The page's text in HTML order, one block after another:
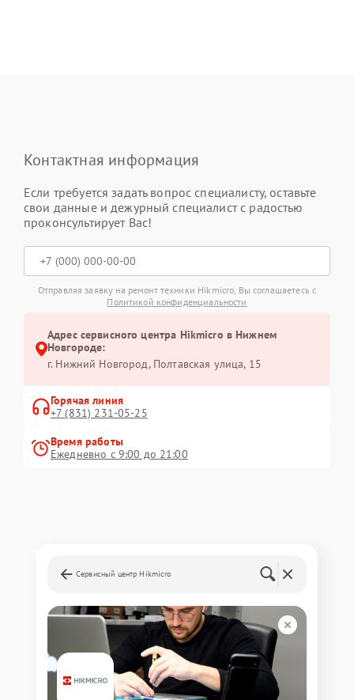
Контактная информация
Если требуется задать вопрос специалисту, оставьте
свои данные и дежурный специалист с радостью
проконсультирует Вас!
Отправляя заявку на ремонт техники Hikmicro, Вы соглашаетесь с
Политикой конфиденциальности
Адрес сервисного центра Hikmicro в Нижнем
Новгороде:
г. Нижний Новгород, Полтавская улица, 15
Горячая линия
+7 (831) 231-05-25
Время работы
Ежедневно с 9:00 до 21:00
Сервисный центр Hikmicro